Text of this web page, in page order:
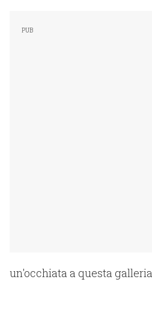
un'occhiata a questa